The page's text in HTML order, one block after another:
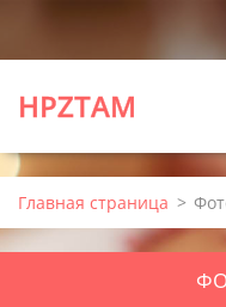
HPZTAM
Главная страница >